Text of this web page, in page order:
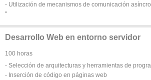
- Utilización de mecanismos de comunicación
"
Desarrollo Web en entorno servidor
100 horas
- Selección de arquitecturas y herramientas de
- Inserción de código en páginas web